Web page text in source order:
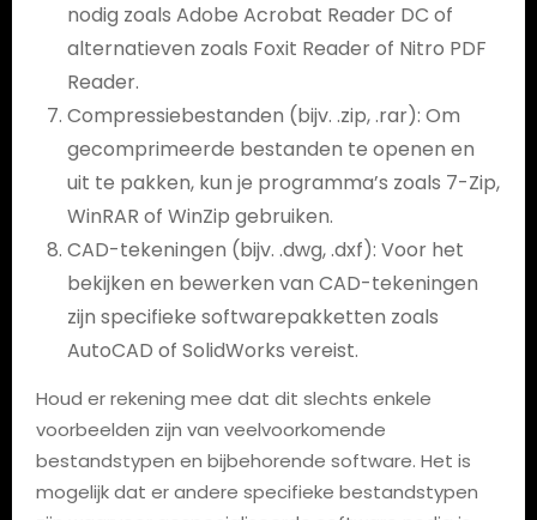
nodig zoals Adobe Acrobat Reader DC of
alternatieven zoals Foxit Reader of Nitro PDF
Reader.
Compressiebestanden (bijv. .zip, .rar): Om
gecomprimeerde bestanden te openen en
uit te pakken, kun je programma’s zoals 7-Zip,
WinRAR of WinZip gebruiken.
CAD-tekeningen (bijv. .dwg, .dxf): Voor het
bekijken en bewerken van CAD-tekeningen
zijn specifieke softwarepakketten zoals
AutoCAD of SolidWorks vereist.
Houd er rekening mee dat dit slechts enkele
voorbeelden zijn van veelvoorkomende
bestandstypen en bijbehorende software. Het is
mogelijk dat er andere specifieke bestandstypen